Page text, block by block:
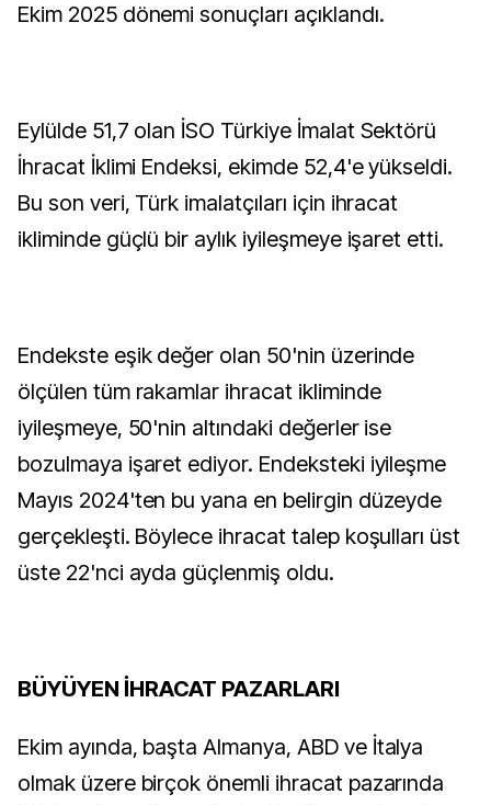
Ekim 2025 dönemi sonuçları açıklandı.
Eylülde 51,7 olan İSO Türkiye İmalat Sektörü
İhracat İklimi Endeksi, ekimde 52,4'e yükseldi.
Bu son veri, Türk imalatçıları için ihracat
ikliminde güçlü bir aylık iyileşmeye işaret etti.
Endekste eşik değer olan 50'nin üzerinde
ölçülen tüm rakamlar ihracat ikliminde
iyileşmeye, 50'nin altındaki değerler ise
bozulmaya işaret ediyor. Endeksteki iyileşme
Mayıs 2024'ten bu yana en belirgin düzeyde
gerçekleşti. Böylece ihracat talep koşulları üst
üste 22'nci ayda güçlenmiş oldu.
BÜYÜYEN İHRACAT PAZARLARI
Ekim ayında, başta Almanya, ABD ve İtalya
olmak üzere birçok önemli ihracat pazarında